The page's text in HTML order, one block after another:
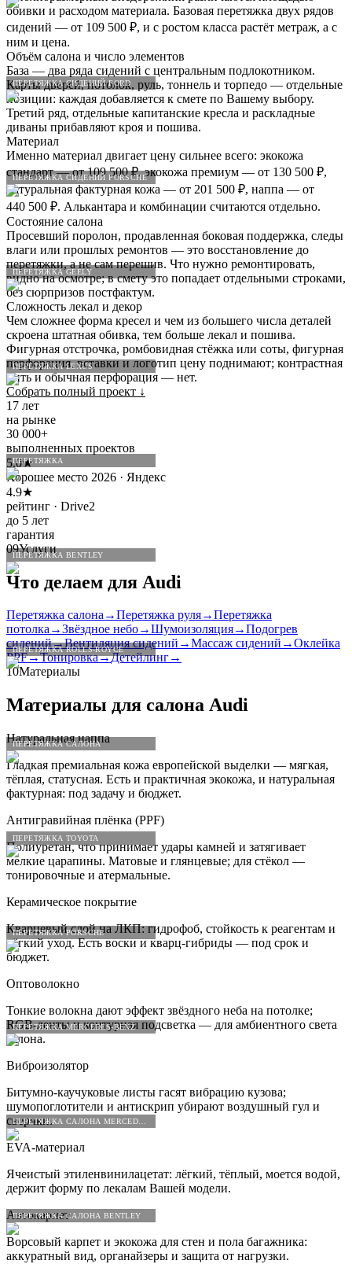
ПЕРЕТЯЖКА СИДЕНИЙ FORD
ПЕРЕТЯЖКА СИДЕНИЙ PORSCHE
ПЕРЕТЯЖКА GEELY
ПЕРЕТЯЖКА LEXUS
ПЕРЕТЯЖКА
ПЕРЕТЯЖКА BENTLEY
ПЕРЕТЯЖКА ROLLS-ROYCE
ПЕРЕТЯЖКА САЛОНА
ПЕРЕТЯЖКА TOYOTA
ПЕРЕТЯЖКА PORSCHE
ПЕРЕТЯЖКА MERCEDES-BENZ
ПЕРЕТЯЖКА САЛОНА BENTLEY
обивки и расходом материала. Базовая перетяжка двух рядов
сидений — от 109 500 ₽, и с ростом класса растёт метраж, а с
ним и цена.
Объём салона и число элементов
База — два ряда сидений с центральным подлокотником.
Карты дверей, потолок, руль, тоннель и торпедо — отдельные
позиции: каждая добавляется к смете по Вашему выбору.
Третий ряд, отдельные капитанские кресла и раскладные
диваны прибавляют кроя и пошива.
Материал
Именно материал двигает цену сильнее всего: экокожа
стандарт — от 109 500 ₽, экокожа премиум — от 130 500 ₽,
натуральная фактурная кожа — от 201 500 ₽, наппа — от
440 500 ₽. Алькантара и комбинации считаются отдельно.
Состояние салона
Просевший поролон, продавленная боковая поддержка, следы
влаги или прошлых ремонтов — это восстановление до
перетяжки, а не сам перешив. Что нужно ремонтировать,
видно на осмотре; в смету это попадает отдельными строками,
без сюрпризов постфактум.
Сложность лекал и декор
Чем сложнее форма кресел и чем из большего числа деталей
скроена штатная обивка, тем больше лекал и пошива.
Фигурная отстрочка, ромбовидная стёжка или соты, фигурная
перфорация, вставки и логотип цену поднимают; контрастная
нить и обычная перфорация — нет.
Собрать полный проект ↓
17 лет
на рынке
30 000+
выполненных проектов
5.0★
Хорошее место 2026 · Яндекс
4.9★
рейтинг · Drive2
до 5 лет
гарантия
09Услуги
Что делаем для Audi
Перетяжка салона→Перетяжка руля→Перетяжка
потолка→Звёздное небо→Шумоизоляция→Подогрев
сидений→Вентиляция сидений →Массаж сидений →Оклейка
PPF→Тонировка→Детейлинг→
10Материалы
Материалы для салона Audi
Натуральная наппа
Гладкая премиальная кожа европейской выделки — мягкая,
тёплая, статусная. Есть и практичная экокожа, и натуральная
фактурная: под задачу и бюджет.
Антигравийная плёнка (PPF)
Полиуретан, что принимает удары камней и затягивает
мелкие царапины. Матовые и глянцевые; для стёкол —
тонировочные и атермальные.
Керамическое покрытие
Кварцевый слой на ЛКП: гидрофоб, стойкость к реагентам и
лёгкий уход. Есть воски и кварц-гибриды — под срок и
бюджет.
Оптоволокно
Тонкие волокна дают эффект звёздного неба на потолке;
RGB-ленты и контурная подсветка — для амбиентного света
салона.
Виброизолятор
Битумно-каучуковые листы гасят вибрацию кузова;
шумопоглотители и антискрип убирают воздушный гул и
сверчки.
EVA-материал
Ячеистый этиленвинилацетат: лёгкий, тёплый, моется водой,
держит форму по лекалам Вашей модели.
Автокарпет
Ворсовый карпет и экокожа для стен и пола багажника:
аккуратный вид, органайзеры и защита от нагрузки.